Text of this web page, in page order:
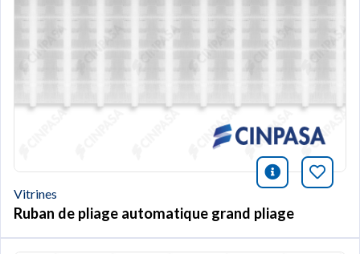
icono
Vitrines
Ruban de pliage automatique grand pliage